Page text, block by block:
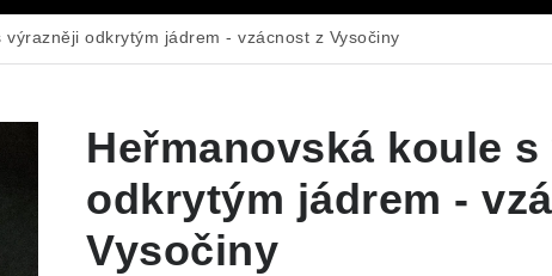
výrazněji odkrytým jádrem - vzácnost z Vysočiny
Heřmanovská koule
odkrytým jádrem -
Vysočiny